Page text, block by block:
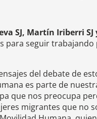
SJ, Martín Iriberri SJ
seguir trabajando
del debate de
es parte de
que nos preocupa
migrantes que no